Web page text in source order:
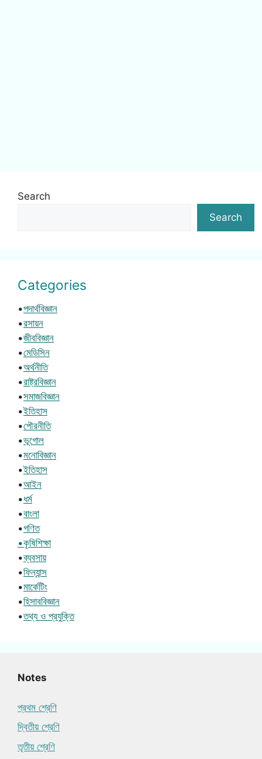
Search
Search
Categories
•পদার্থবিজ্ঞান
•রসায়ন
•জীববিজ্ঞান
•মেডিসিন
•অর্থনীতি
•রাষ্ট্রবিজ্ঞান
•সমাজবিজ্ঞান
•ইতিহাস
•পৌরনীতি
•ভূগোল
•মনোবিজ্ঞান
•ইতিহাস
•আইন
•ধর্ম
•বাংলা
•গণিত
•কৃষিশিক্ষা
•ব্যবসায়
•ফিন্যান্স
•মার্কেটিং
•হিসাববিজ্ঞান
•তথ্য ও প্রযুক্তি
Notes
প্রথম শ্রেণি
দ্বিতীয় শ্রেণি
তৃতীয় শ্রেণি